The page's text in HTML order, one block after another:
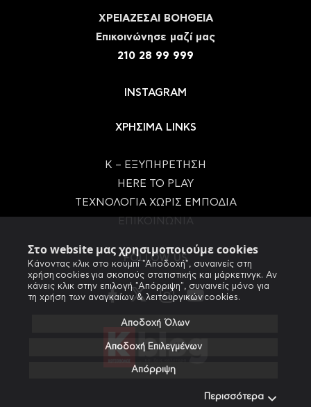
Στο website μας χρησιμοποιούμε cookies
Κάνοντας κλικ στο κουμπί "Αποδοχή", συναινείς στη
χρήση cookies για σκοπούς στατιστικής και μάρκετινγκ. Αν
κάνεις κλικ στην επιλογή "Απόρριψη", συναινείς μόνο για
τη χρήση των αναγκαίων & λειτουργικών cookies.
Αποδοχή Όλων
Αποδοχή Επιλεγμένων
Απόρριψη
Περισσότερα
ΧΡΕΙΑΖΕΣΑΙ ΒΟΗΘΕΙΑ
Eπικοινώνησε μαζί μας
210 28 99 999
INSTAGRAM
ΧΡΗΣΙΜΑ LINKS
Κ – ΕΞΥΠΗΡΕΤΗΣΗ
HERE TO PLAY
ΤΕΧΝΟΛΟΓΙΑ ΧΩΡΙΣ ΕΜΠΟΔΙΑ
FOLLOW US